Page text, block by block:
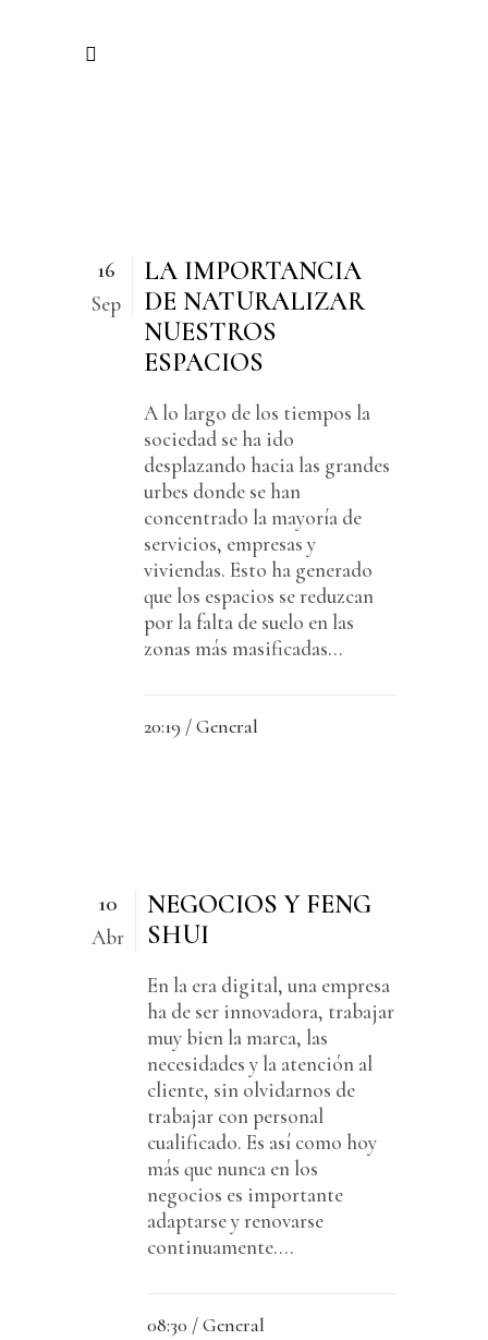
16
Sep
LA IMPORTANCIA
DE NATURALIZAR
NUESTROS
ESPACIOS
A lo largo de los tiempos la
sociedad se ha ido
desplazando hacia las grandes
urbes donde se han
concentrado la mayoría de
servicios, empresas y
viviendas. Esto ha generado
que los espacios se reduzcan
por la falta de suelo en las
zonas más masificadas...
20:19 /General
10
Abr
NEGOCIOS Y FENG
SHUI
En la era digital, una empresa
ha de ser innovadora, trabajar
muy bien la marca, las
necesidades y la atención al
cliente, sin olvidarnos de
trabajar con personal
cualificado. Es así como hoy
más que nunca en los
negocios es importante
adaptarse y renovarse
continuamente....
08:30 /General